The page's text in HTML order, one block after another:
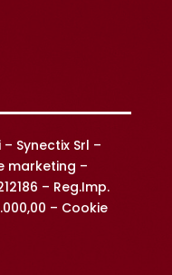
– Synectix Srl –
marketing –
– Reg.Imp.
– Cookie